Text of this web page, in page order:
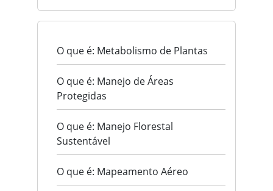
O que é: Metabolismo de Plantas
O que é: Manejo de Áreas
Protegidas
O que é: Manejo Florestal
Sustentável
O que é: Mapeamento Aéreo